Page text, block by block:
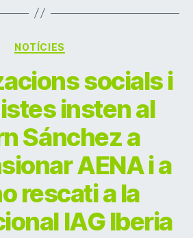
itt
er
at
s
A
p
p
e
m
ai m
te
ix
Categories
NOTÍCIES
socials i
insten al
Sánchez a
AENA i a
rescati a la
IAG Iberia